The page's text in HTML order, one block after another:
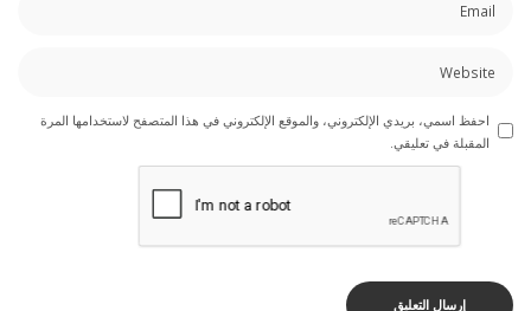
احفظ اسمي، بريدي الإلكتروني، والموقع الإلكتروني في هذا المتصفح لاستخدامها المرة
المقبلة في تعليقي.